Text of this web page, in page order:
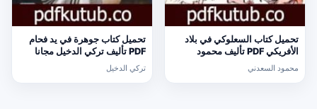
تحميل كتاب السعلوكي في بلاد
الأفريكي PDF تأليف محمود
السعدني مجانا [كامل]
محمود السعدني
تحميل كتاب جوهرة في يد فحام
PDF تأليف تركي الدخيل مجانا
[كامل]
تركي الدخيل